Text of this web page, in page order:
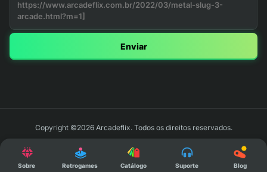
Enviar
Copyright ©2026 Arcadeflix. Todos os direitos reservados.
Sobre Retrogames Catálogo Suporte Blog